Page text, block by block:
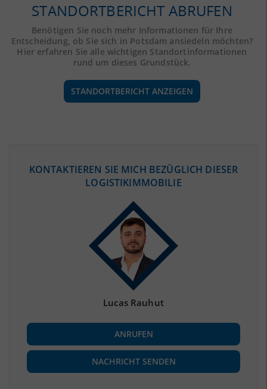
STANDORTBERICHT ABRUFEN
Benötigen Sie noch mehr Informationen für Ihre
Entscheidung, ob Sie sich in Potsdam ansiedeln möchten?
Hier erfahren Sie alle wichtigen Standortinformationen
rund um dieses Grundstück.
STANDORTBERICHT ANZEIGEN
(STAND: 12/2019)
(Landkreis / Kreisfreie Stadt)
BESCHÄFTIGUNG
Beschäftigte
(Landkreis / Kreisfreie Stadt)
72.470
KONTAKTIEREN SIE MICH BEZÜGLICH DIESER
LOGISTIKIMMOBILIE
Lucas Rauhut
ANRUFEN
NACHRICHT SENDEN